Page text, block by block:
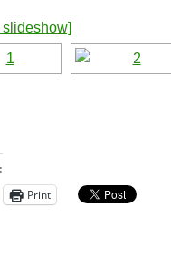
Print